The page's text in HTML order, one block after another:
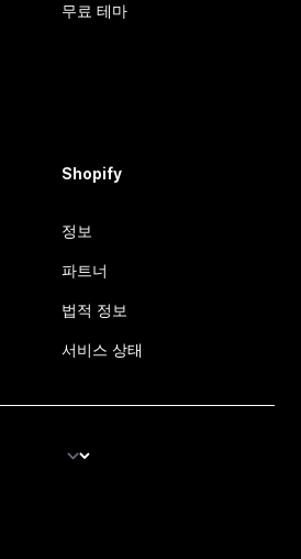
무료 테마
Shopify
정보
파트너
법적 정보
서비스 상태